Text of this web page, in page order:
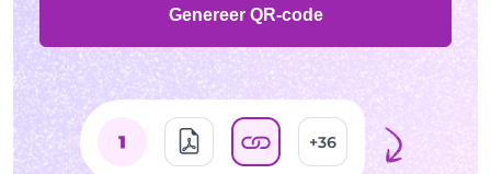
Genereer QR-code